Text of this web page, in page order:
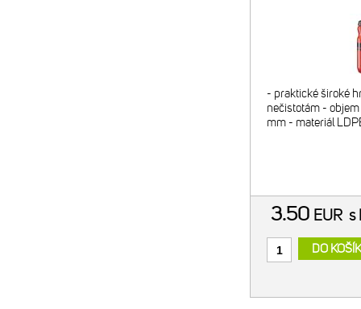
- praktické široké
nečistotám -
mm - materiál
3.50 EUR s
DO